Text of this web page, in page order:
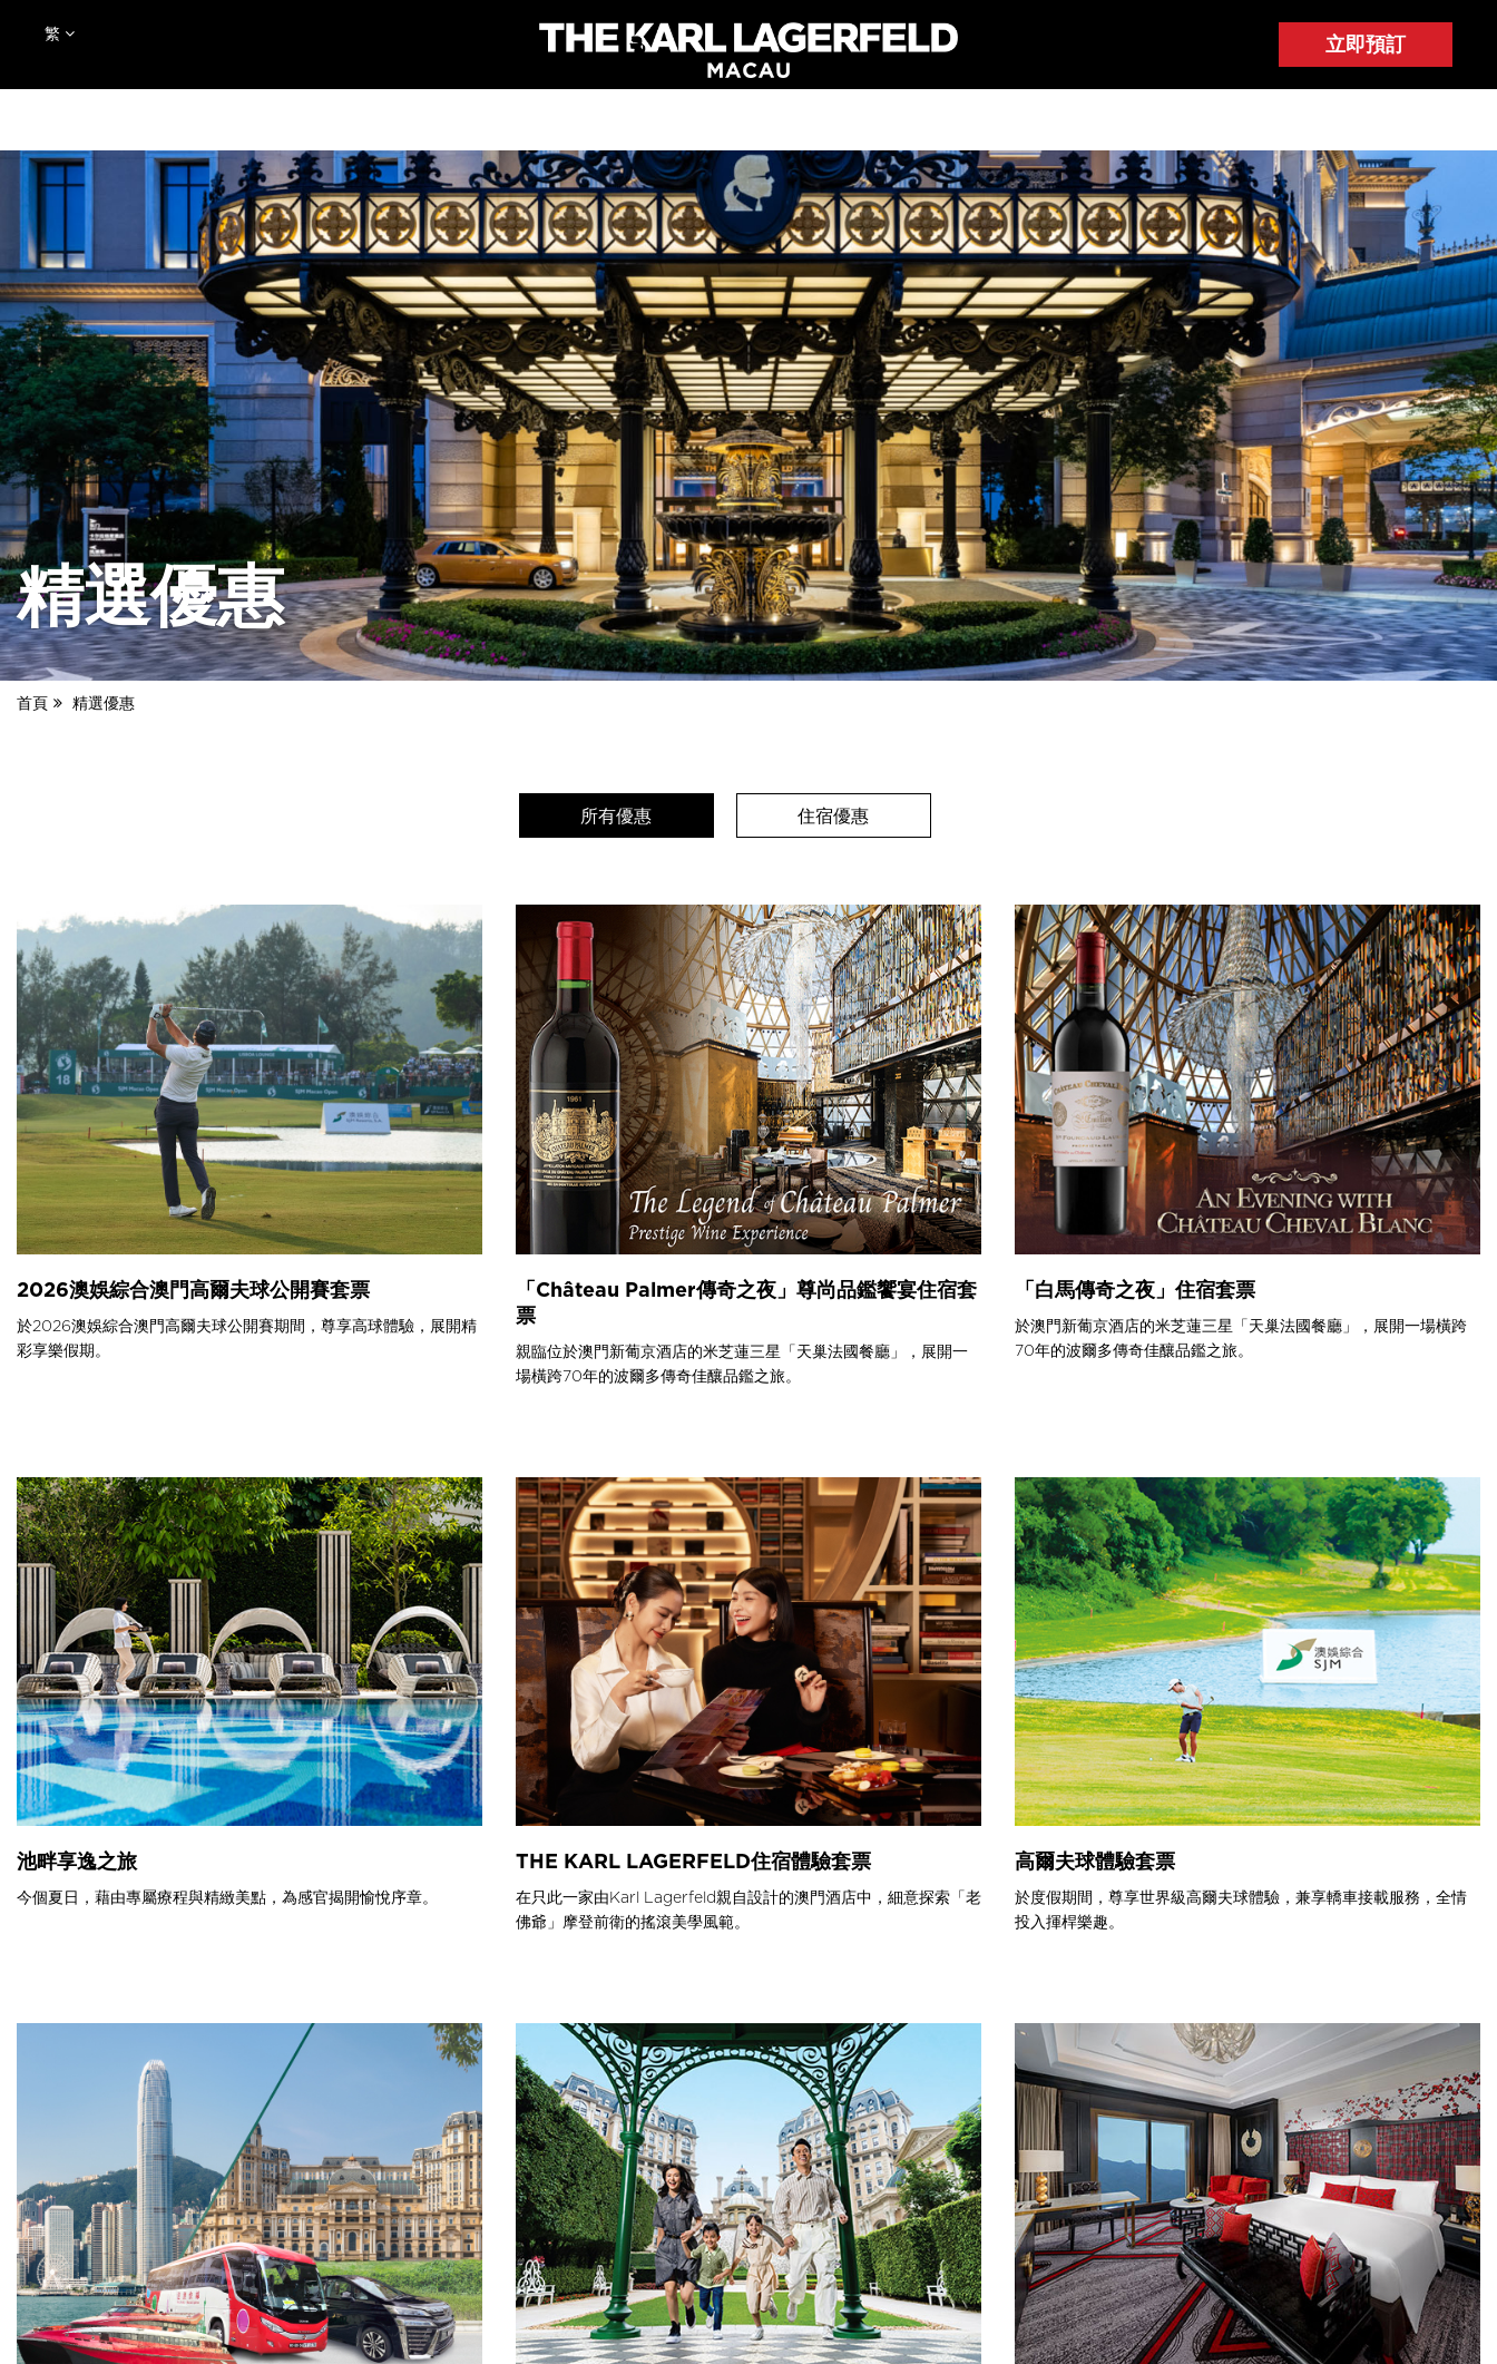
繁 立即預訂
住宿 餐飲 水療設施 精彩體驗
精選優惠
首頁 精選優惠
所有優惠 住宿優惠
2026澳娛綜合澳門高爾夫球公開賽套票
於2026澳娛綜合澳門高爾夫球公開賽期間，尊享高球體驗，展開精
彩享樂假期。
「Château Palmer傳奇之夜」尊尚品鑑饗宴住宿套
票
親臨位於澳門新葡京酒店的米芝蓮三星「天巢法國餐廳」，展開一
場橫跨70年的波爾多傳奇佳釀品鑑之旅。
「白馬傳奇之夜」住宿套票
於澳門新葡京酒店的米芝蓮三星「天巢法國餐廳」，展開一場橫跨
70年的波爾多傳奇佳釀品鑑之旅。
池畔享逸之旅
今個夏日，藉由專屬療程與精緻美點，為感官揭開愉悅序章。
THE KARL LAGERFELD住宿體驗套票
在只此一家由Karl Lagerfeld親自設計的澳門酒店中，細意探索「老
佛爺」摩登前衛的搖滾美學風範。
高爾夫球體驗套票
於度假期間，尊享世界級高爾夫球體驗，兼享轎車接載服務，全情
投入揮桿樂趣。